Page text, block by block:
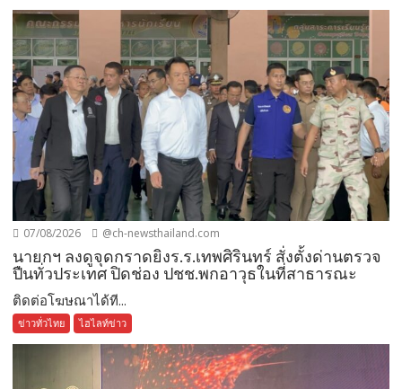
07/08/2026 @ch-newsthailand.com
นายกฯ ลงดูจุดกราดยิงร.ร.เทพศิรินทร์ สั่งตั้งด่านตรวจ
ปืนทั่วประเทศ ปิดช่อง ปชช.พกอาวุธในที่สาธารณะ
ติดต่อโฆษณาได้ที...
ข่าวทั่วไทย ไฮไลท์ข่าว